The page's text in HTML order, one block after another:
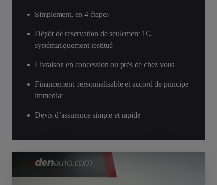
Simplement, en 4 étapes
Dépôt de réservation de seulement 1€,
systématiquement restitué
Livraison en concession ou près de chez vous
Financement personnalisable et accord de principe
immédiat
Devis d’assurance simple et rapide